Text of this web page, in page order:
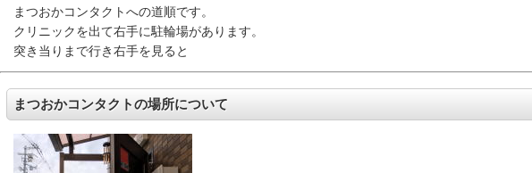
まつおかコンタクトへの道順です。
クリニックを出て右手に駐輪場があります。
突き当りまで行き右手を見ると
まつおかコンタクトの場所について